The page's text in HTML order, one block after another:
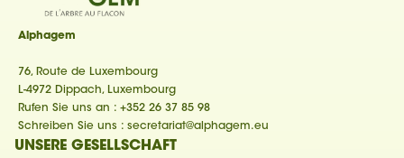
Alphagem
76, Route de Luxembourg
L-4972 Dippach, Luxembourg
Rufen Sie uns an : +352 26 37 85 98
Schreiben Sie uns : secretariat@alphagem.eu
UNSERE GESELLSCHAFT